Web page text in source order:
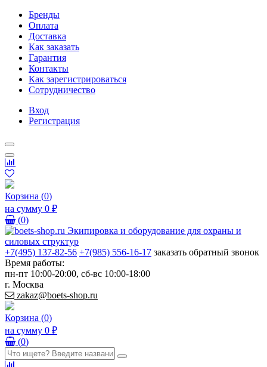
Бренды
Оплата
Доставка
Как заказать
Гарантия
Контакты
Как зарегистрироваться
Сотрудничество
Вход
Регистрация
Корзина (0)
на сумму 0 ₽
(0)
+7(495) 137-82-56 +7(985) 556-16-17 заказать обратный звонок
Время работы:
пн-пт 10:00-20:00, сб-вс 10:00-18:00
г. Москва
zakaz@boets-shop.ru
Корзина (0)
на сумму 0 ₽
(0)